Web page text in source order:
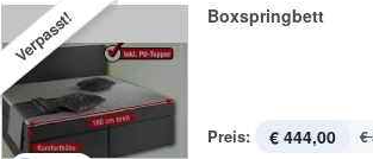
Verpasst! Boxspringbett
Preis: € 444,00 €